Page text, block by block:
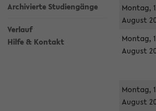
Archivierte Studiengänge
Verlauf
Hilfe & Kontakt
Montag,
August
Montag,
August
Montag,
August